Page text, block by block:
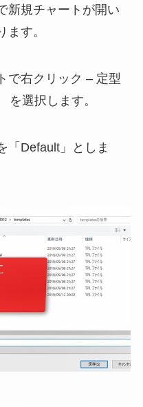
新規チャートが開い
す。
で右クリック – 定型
選択します。
「Default」としま